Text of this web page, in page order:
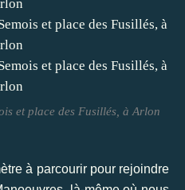
et place des Fusillés, à Arlon
à parcourir pour rejoindre